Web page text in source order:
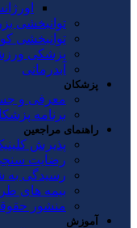
توانبخشی
توانبخشی
پزشکی
آبدرمانی
پزشکان
معرفی و
برنامه
راهنمای مراجعین
پذیرش
رضایت سنجی
رسیدگی به
بیمه های
منشور
آموزش